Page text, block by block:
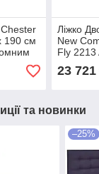
190 см
для
Ліжко
New
Fly 2213
білизни
23 721
та новинки
–25%